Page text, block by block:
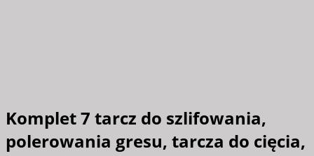
Komplet 7 tarcz do szlifowania,
polerowania gresu, tarcza do cięcia,